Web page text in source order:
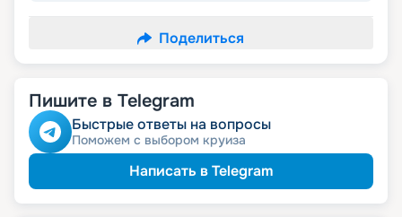
Поделиться
Пишите в Telegram
Быстрые ответы на вопросы
Поможем с выбором круиза
Написать в Telegram